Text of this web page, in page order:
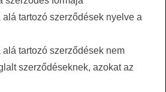
tartozó szerződések nyelve a
tartozó szerződések nem
szerződéseknek, azokat az